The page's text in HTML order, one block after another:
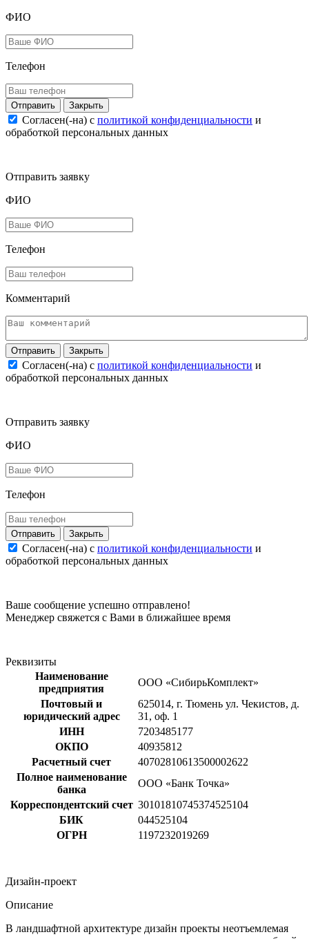
ФИО
Телефон
Закрыть
Согласен(-на) c политикой конфиденциальности и
обработкой персональных данных
Отправить заявку
ФИО
Телефон
Комментарий
Закрыть
Согласен(-на) c политикой конфиденциальности и
обработкой персональных данных
Отправить заявку
ФИО
Телефон
Закрыть
Согласен(-на) c политикой конфиденциальности и
обработкой персональных данных
Ваше сообщение успешно отправлено!
Менеджер свяжется с Вами в ближайшее время
Реквизиты
Наименование
предприятия
ООО «СибирьКомплект»
Почтовый и
юридический адрес
625014, г. Тюмень ул. Чекистов, д.
31, оф. 1
ИНН
7203485177
ОКПО
40935812
Расчетный счет
40702810613500002622
Полное наименование
банка
ООО «Банк Точка»
Корреспондентский счет 30101810745374525104
БИК
044525104
ОГРН
1197232019269
Дизайн-проект
Описание
В ландшафтной архитектуре дизайн проекты неотъемлемая